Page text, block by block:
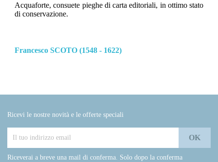
Acquaforte, consuete pieghe di carta editoriali, in ottimo stato
di conservazione.
Francesco SCOTO (1548 - 1622)
Ricevi le nostre novità e le offerte speciali
Riceverai a breve una mail di conferma. Solo dopo la conferma